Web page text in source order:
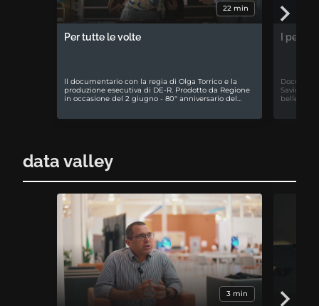
22 min
Per tutte le volte
ll documentario con la regia di Olga Torrico e la
produzione esecutiva di DE-R. Prodotto da Regione
in occasione del 2 giugno - 80° anniversario del…
I
Savio. La
bellezza
data valley
3 min